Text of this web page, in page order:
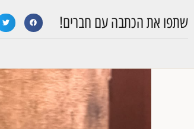
שתפו את הכתבה עם חברים!